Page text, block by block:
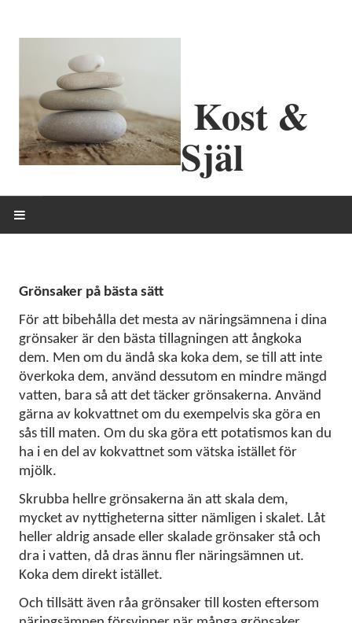
Kost &
Själ
OM MIG
ERBJUDANDEN
KONTAKT
LAVENDELGÖMMAN
INTEGRITETSPOLICY
MINA BÖCKER
INLOGGNING
Grönsaker på bästa sätt
För att bibehålla det mesta av näringsämnena i dina
grönsaker är den bästa tillagningen att ångkoka
dem. Men om du ändå ska koka dem, se till att inte
överkoka dem, använd dessutom en mindre mängd
vatten, bara så att det täcker grönsakerna. Använd
gärna av kokvattnet om du exempelvis ska göra en
sås till maten. Om du ska göra ett potatismos kan du
ha i en del av kokvattnet som vätska istället för
mjölk.
Skrubba hellre grönsakerna än att skala dem,
mycket av nyttigheterna sitter nämligen i skalet. Låt
heller aldrig ansade eller skalade grönsaker stå och
dra i vatten, då dras ännu fler näringsämnen ut.
Koka dem direkt istället.
Och tillsätt även råa grönsaker till kosten eftersom